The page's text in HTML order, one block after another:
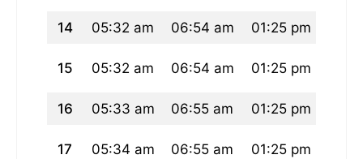
14 05:32 am 06:54 am 01:25 pm
15 05:32 am 06:54 am 01:25 pm
16 05:33 am 06:55 am 01:25 pm
17 05:34 am 06:55 am 01:25 pm